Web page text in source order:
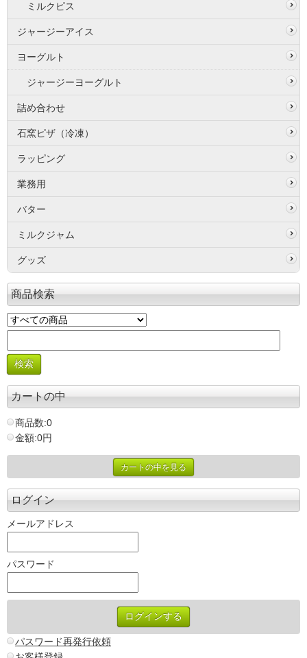
ミルクピス
ジャージーアイス
ヨーグルト
ジャージーヨーグルト
詰め合わせ
石窯ピザ（冷凍）
ラッピング
業務用
バター
ミルクジャム
グッズ
商品検索
カートの中
商品数:0
金額:0円
カートの中を見る
ログイン
メールアドレス
パスワード
パスワード再発行依頼